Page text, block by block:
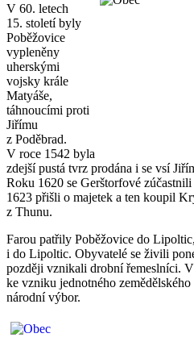
V 60. letech
15. století byly
Poběžovice
vypleněny
uherskými
vojsky krále
Matyáše,
táhnoucími proti
Jiřímu
z Poděbrad.
V roce 1542 byla
zdejší pustá tvrz prodána i se vsí
Roku 1620 se Gerštorfové
1623 přišli o majetek a ten koupil
z Thunu.
Farou patřily Poběžovice do
i do Lipoltic. Obyvatelé se živili
později vznikali drobní řemeslníci.
ke vzniku jednotného
národní výbor.